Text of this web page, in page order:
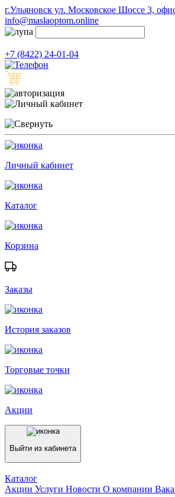
г.Ульяновск ул. Московское Шоссе 3,
info@maslaoptom.online
+7 (8422) 24-01-04
Личный кабинет
Каталог
Корзина
Заказы
История заказов
Торговые точки
Акции
Выйти из кабинета
Каталог
Акции Услуги Новости О компании